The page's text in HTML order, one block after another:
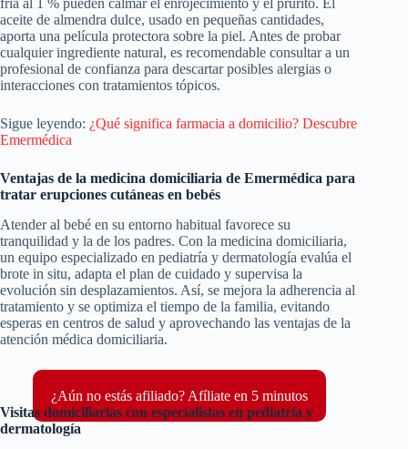
aceite de almendra dulce, usado en pequeñas cantidades,
aporta una película protectora sobre la piel. Antes de probar
cualquier ingrediente natural, es recomendable consultar a un
profesional de confianza para descartar posibles alergias o
interacciones con tratamientos tópicos.
Sigue leyendo: ¿Qué significa farmacia a domicilio? Descubre
Emermédica
Ventajas de la medicina domiciliaria de Emermédica para
tratar erupciones cutáneas en bebés
Atender al bebé en su entorno habitual favorece su
tranquilidad y la de los padres. Con la medicina domiciliaria,
un equipo especializado en pediatría y dermatología evalúa el
brote in situ, adapta el plan de cuidado y supervisa la
evolución sin desplazamientos. Así, se mejora la adherencia al
tratamiento y se optimiza el tiempo de la familia, evitando
esperas en centros de salud y aprovechando las ventajas de la
atención médica domiciliaria.
¿Aún no estás afiliado? Afíliate en 5 minutos
Visitas domiciliarias con especialistas en pediatría y
dermatología